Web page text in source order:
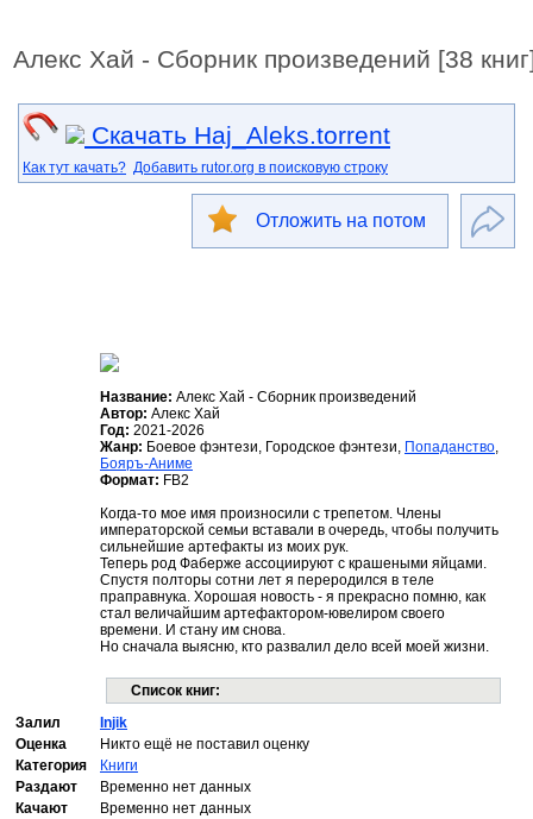
Алекс Хай - Сборник произведений [38
Скачать Haj_Aleks.torrent
Как тут качать? Добавить rutor.org в поисковую строку
Отложить на потом
Название: Алекс Хай - Сборник произведений
Автор: Алекс Хай
Год: 2021-2026
Жанр: Боевое фэнтези, Городское фэнтези, Попаданство,
Бояръ-Аниме
Формат: FB2
Когда-то мое имя произносили с трепетом. Члены
императорской семьи вставали в очередь, чтобы получить
сильнейшие артефакты из моих рук.
Теперь род Фаберже ассоциируют с крашеными яйцами.
Спустя полторы сотни лет я переродился в теле
праправнука. Хорошая новость - я прекрасно помню, как
стал величайшим артефактором-ювелиром своего
времени. И стану им снова.
Но сначала выясню, кто развалил дело всей моей жизни.
Список книг:
Залил
Injik
Оценка
Никто ещё не поставил оценку
Категория
Книги
Раздают
Временно нет данных
Качают
Временно нет данных